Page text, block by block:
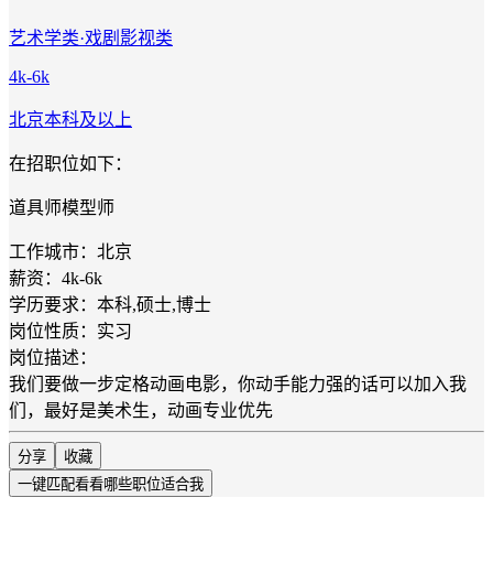
艺术学类·戏剧影视类
4k-6k
北京本科及以上
在招职位如下：
道具师模型师
工作城市：北京
薪资：4k-6k
学历要求：本科,硕士,博士
岗位性质：实习
岗位描述：
我们要做一步定格动画电影，你动手能力强的话可以加入我
们，最好是美术生，动画专业优先
分享
收藏
一键匹配看看哪些职位适合我